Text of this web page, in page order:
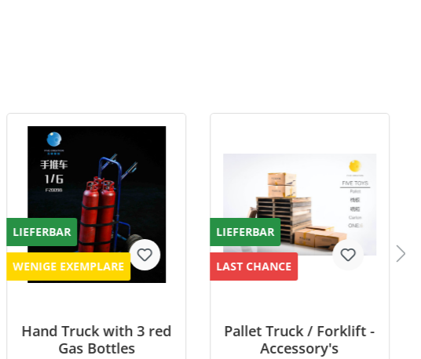
LIEFERBAR
WENIGE EXEMPLARE
Hand Truck with 3 red
Gas Bottles
LIEFERBAR
LAST CHANCE
Pallet Truck / Forklift -
Accessory's